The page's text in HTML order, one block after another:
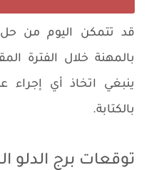
قد تتمكن اليوم من
بالمهنة خلال الفترة
ينبغي اتخاذ أي إجراء
بالكتابة.
توقعات برج الدلو